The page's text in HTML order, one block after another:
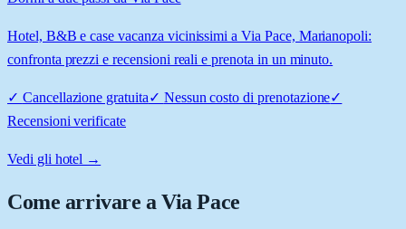
Hotel, B&B e case vacanza vicinissimi a Via Pace, Marianopoli:
confronta prezzi e recensioni reali e prenota in un minuto.
✓ Cancellazione gratuita✓ Nessun costo di prenotazione✓
Recensioni verificate
Vedi gli hotel →
Come arrivare aVia Pace